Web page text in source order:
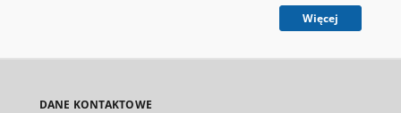
Więcej
DANE KONTAKTOWE